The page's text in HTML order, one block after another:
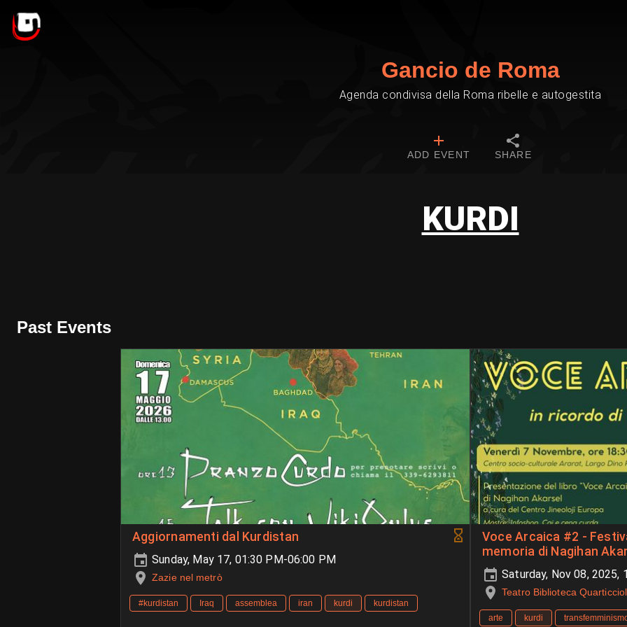
Gancio de Roma
Agenda condivisa della Roma ribelle e autogestita
ADD EVENT SHARE
KURDI
Past Events
Aggiornamenti dal Kurdistan
Sunday, May 17, 01:30 PM-06:00 PM
Zazie nel metrò
#kurdistan Iraq assemblea iran kurdi kurdistan
Voce Arcaica #2 - Festival di Arte e Cultura in
memoria di Nagihan
Saturday, Nov 08, 2025,
Teatro Biblioteca
arte kurdi